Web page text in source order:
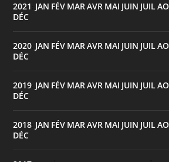
2021 JAN FÉV MARAVR MAI JUIN JUIL
DÉC
2020 JAN FÉV MARAVR MAI JUIN JUIL
DÉC
2019 JAN FÉV MARAVR MAI JUIN JUIL
DÉC
2018 JAN FÉV MARAVR MAI JUIN JUIL
DÉC